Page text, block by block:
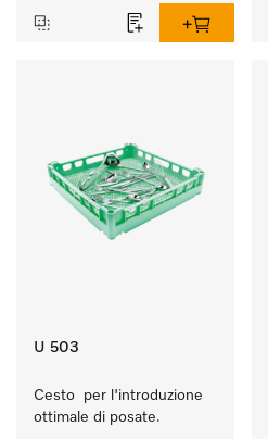
U 503
Cesto  per l'introduzione
ottimale di posate.